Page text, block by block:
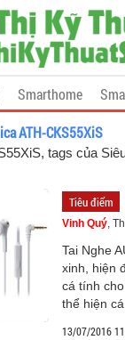
Smarthome
ATH-CKS55XiS
tags của
Tiêu điểm
Vinh Quý,
Tai Nghe
xinh, hiện
cá tính
thể hiện
13/07/2016